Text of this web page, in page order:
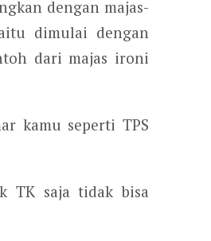
dengan majas-
dimulai dengan
dari majas ironi
kamu seperti TPS
TK saja tidak bisa